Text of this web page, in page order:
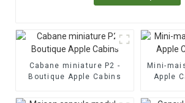
Cabane miniature P2 -
Boutique Apple Cabins
Mini-
Apple